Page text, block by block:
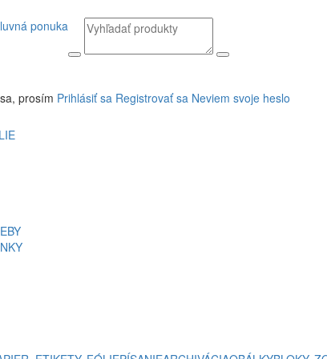
ponuka
prosím Prihlásiť sa Registrovať sa Neviem svoje heslo